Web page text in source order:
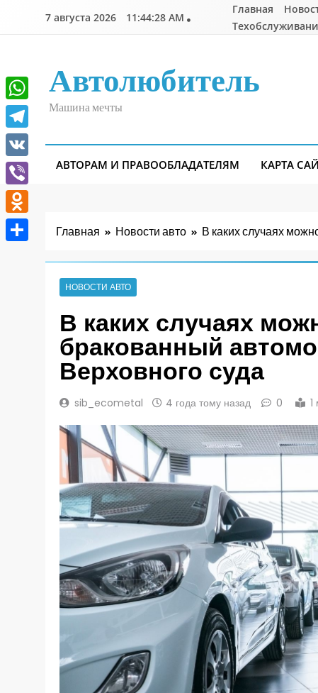
7 августа 2026 11:44:29 AM
Главная
Автолюбитель
Машина мечты
АВТОРАМ И ПРАВООБЛАДАТЕЛЯМ КАРТА
Главная Новости авто В каких случаях
НОВОСТИ АВТО
В каких случаях
бракованный
Верховного суда
sib_ecometal 4 года тому назад 0 1
WhatsApp
Telegram
VK
Viber
Odnoklassniki